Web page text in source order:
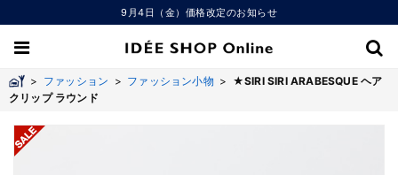
9月4日（金）価格改定のお知らせ
> ファッション > ファッション小物 > ★SIRI SIRI ARABESQUE ヘア
クリップ ラウンド